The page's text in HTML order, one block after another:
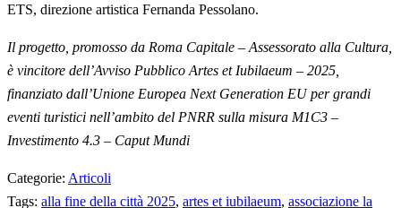
ETS, direzione artistica Fernanda Pessolano.
Il progetto, promosso da Roma Capitale – Assessorato alla Cultura,
è vincitore dell’Avviso Pubblico Artes et Iubilaeum – 2025,
finanziato dall’Unione Europea Next Generation EU per grandi
eventi turistici nell’ambito del PNRR sulla misura M1C3 –
Investimento 4.3 – Caput Mundi
Categorie: Articoli
Tags: alla fine della città 2025, artes et iubilaeum, associazione la